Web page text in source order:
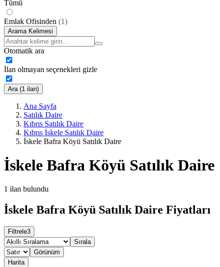
Tümü
Emlak Ofisinden (1)
Arama Kelimesi
Otomatik ara
İlan olmayan seçenekleri gizle
Ara (1 ilan)
Ana Sayfa
Satılık Daire
Kıbrıs Satılık Daire
Kıbrıs İskele Satılık Daire
İskele Bafra Köyü Satılık Daire
İskele Bafra Köyü Satılık Daire
1 ilan bulundu
İskele Bafra Köyü Satılık Daire Fiyatları
Filtrele3
Sırala
Görünüm
Harita